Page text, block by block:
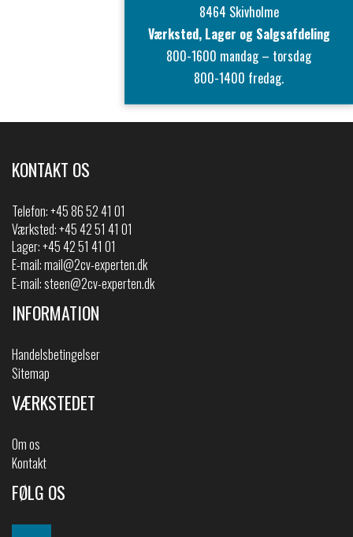
8464 Skivholme
Værksted, Lager og Salgsafdeling
800-1600 mandag – torsdag
800-1400 fredag.
KONTAKT OS
Telefon:+45 86 52 41 01
Værksted: +45 42 51 41 01
Lager: +45 42 51 41 01
E-mail:mail@2cv-experten.dk
E-mail:steen@2cv-experten.dk
INFORMATION
Handelsbetingelser
Sitemap
VÆRKSTEDET
Om os
Kontakt
FØLG OS